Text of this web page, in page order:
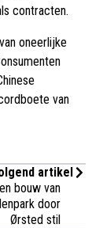
contracten.
oneerlijke
van
artikel
bouw van
door
Ørsted stil